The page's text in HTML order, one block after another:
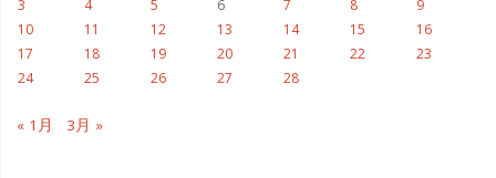
3
4 5 6 7 8
9
10
11 12 13 14 15
16
17
18 19 20 21 22
23
24
25 26 27 28
« 1月 3月 »